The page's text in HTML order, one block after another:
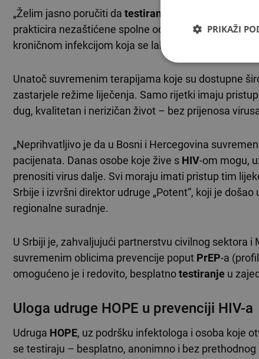
„Želim jasno poručiti da testiranje
ne znači to.
prakticira nezaštićene spolne odnose. Pravodobno
kroničnom infekcijom koja se lako može držati pod
Unatoč suvremenim terapijama koje su dostupne
zastarjele režime liječenja. Samo rijetki imaju
dug, kvalitetan i nerizičan život – bez prijenosa
„Neprihvatljivo je da u Bosni i Hercegovina
pacijenata. Danas osobe koje žive s HIV-om mogu,
prenositi virus dalje. Svi moraju imati pristup tim
Srbije i izvršni direktor udruge „Potent“, koji je došao
regionalne suradnje.
U Srbiji je, zahvaljujući partnerstvu civilnog sektora
suvremenim oblicima prevencije poput PrEP-a
omogućeno je i redovito, besplatnotestiranje u
Uloga udruge HOPE u prevenciji HIV-a
Udruga HOPE, uz podršku infektologa i osoba koje
se testiraju – besplatno, anonimno i bez
PRIKAŽI